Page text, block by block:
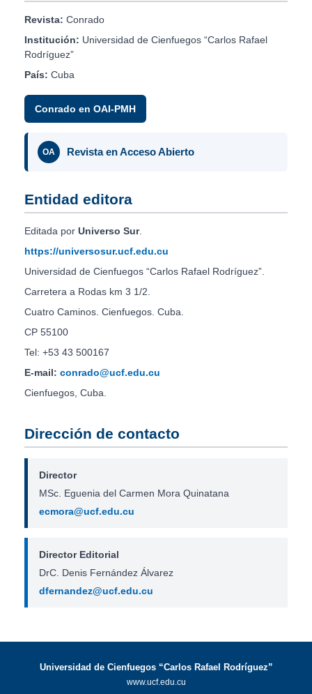
Revista: Conrado
Institución: Universidad de Cienfuegos “Carlos Rafael
Rodríguez”
País: Cuba
Conrado en OAI-PMH
OA Revista en Acceso Abierto
Entidad editora
Editada por Universo Sur.
https://universosur.ucf.edu.cu
Universidad de Cienfuegos “Carlos Rafael Rodríguez”.
Carretera a Rodas km 3 1/2.
Cuatro Caminos. Cienfuegos. Cuba.
CP 55100
Tel: +53 43 500167
E-mail: conrado@ucf.edu.cu
Cienfuegos, Cuba.
Dirección de contacto
Director
MSc. Eguenia del Carmen Mora Quinatana
ecmora@ucf.edu.cu
Director Editorial
DrC. Denis Fernández Álvarez
dfernandez@ucf.edu.cu
Universidad de Cienfuegos “Carlos Rafael Rodríguez”
www.ucf.edu.cu